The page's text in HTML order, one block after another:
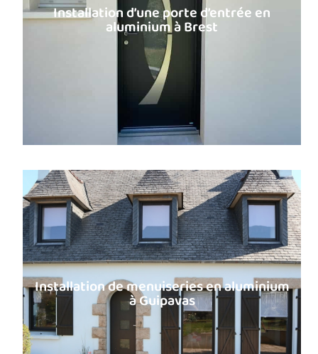
Installation d’une porte d’entrée en
aluminium à Brest
Installation de menuiseries en aluminium
à Guipavas